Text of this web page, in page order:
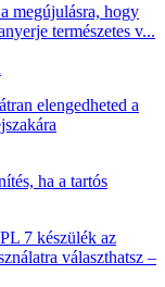
megújulásra, hogy
természetes v...
elengedheted a
ha a tartós
7 készülék az
választhatsz –